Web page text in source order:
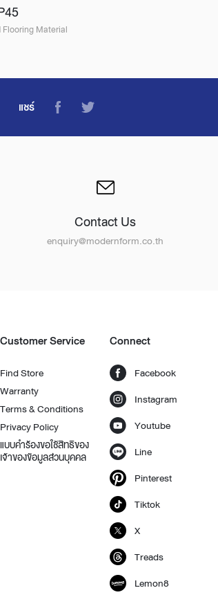
Material
แชร์
Contact Us
enquiry@modernform.co.th
Customer Service
Find Store
Warranty
Terms & Conditions
Privacy Policy
แบบคำร้องขอใช้สิทธิของ
เจ้าของข้อมูลส่วนบุคคล
Connect
Facebook
Instagram
Youtube
Line
Pinterest
Tiktok
X
Treads
Lemon8